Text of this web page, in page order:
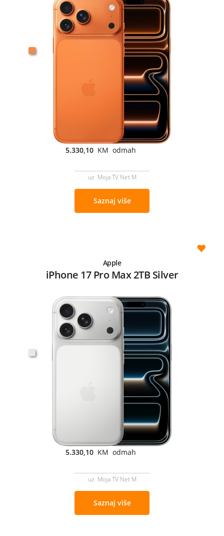
5.330,10 KM odmah
uz Moja TV Net M
Saznaj više
Apple
iPhone 17 Pro Max 2TB Silver
5.330,10 KM odmah
uz Moja TV Net M
Saznaj više